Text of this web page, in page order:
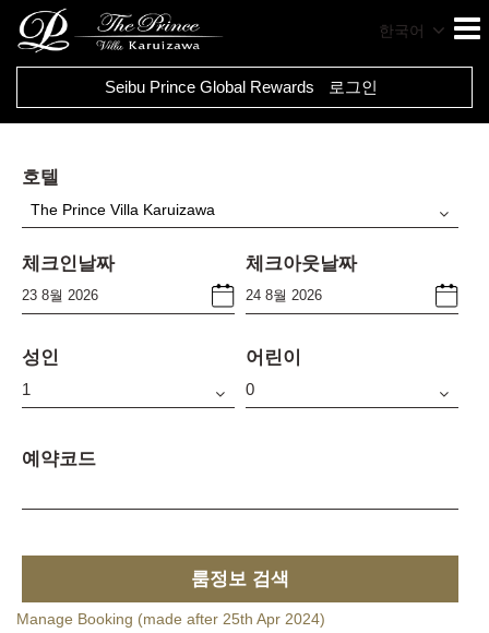
한국어
Seibu Prince Global Rewards 로그인
호텔
The Prince Villa Karuizawa
체크인날짜 체크아웃날짜
성인 어린이
예약코드
룸정보 검색
Manage Booking (made after 25th Apr 2024)